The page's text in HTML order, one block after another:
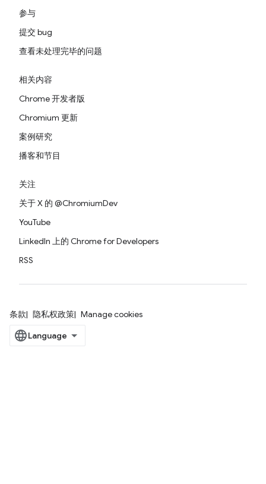
参与
提交 bug
查看未处理完毕的问题
相关内容
Chrome 开发者版
Chromium 更新
案例研究
播客和节目
关注
关于 X 的 @ChromiumDev
YouTube
LinkedIn 上的 Chrome for Developers
RSS
条款 隐私权政策 Manage cookies